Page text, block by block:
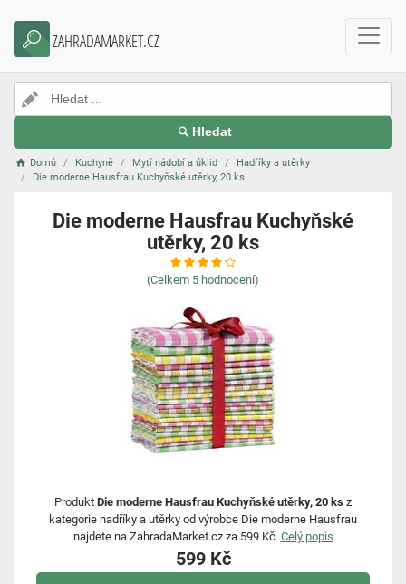
ZAHRADAMARKET.CZ
Hledat
Domů Kuchyně Mytí nádobí a úklid
Hadříky a utěrky
Die moderne Hausfrau Kuchyňské utěrky, 20 ks
Die moderne Hausfrau Kuchyňské
utěrky, 20 ks
(Celkem 5 hodnocení)
Produkt Die moderne Hausfrau Kuchyňské utěrky, 20 ks z
kategorie hadříky a utěrky od výrobce Die moderne Hausfrau
najdete na ZahradaMarket.cz za 599 Kč. Celý popis
599 Kč